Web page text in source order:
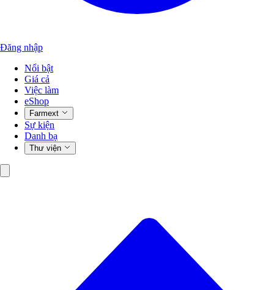
Đăng nhập
Nổi bật
Giá cả
Việc làm
eShop
Farmext
Sự kiện
Danh bạ
Thư viện